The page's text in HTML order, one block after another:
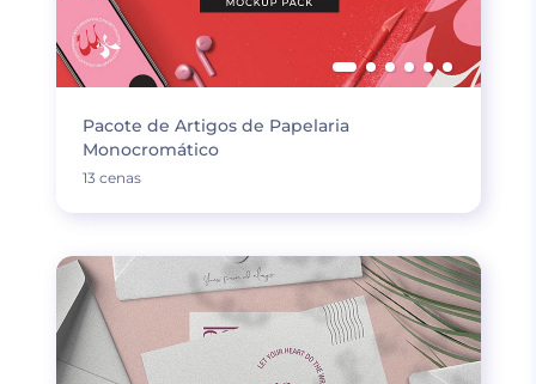
Pacote de Artigos de Papelaria
Monocromático
13 cenas